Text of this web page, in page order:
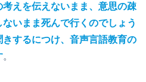
考えを伝えないまま、意思の疎
いまま死んで行くのでしょう
するにつけ、音声言語教育の
。